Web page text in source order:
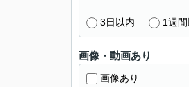
3日以内 1週
画像・動画あり
画像あり